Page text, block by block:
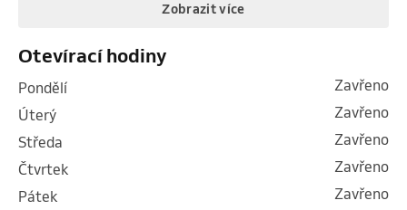
Zobrazit více
Otevírací hodiny
pondělí
Zavřeno
úterý
Zavřeno
středa
Zavřeno
čtvrtek
Zavřeno
pátek
Zavřeno